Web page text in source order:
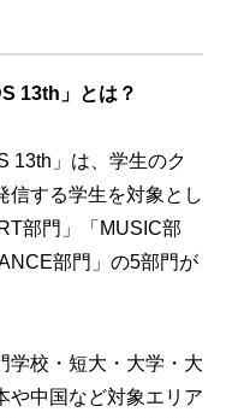
13th」とは？
13th」は、学生のク
信する学生を対象とし
部門」「MUSIC部
部門」の5部門が
学校・短大・大学・大
や中国など対象エリア